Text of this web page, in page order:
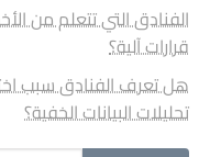
الفنادق التي تتعلم من
قرارات آلية؟
هل تعرف الفنادق سبب
تحليلات البيانات الخفية؟